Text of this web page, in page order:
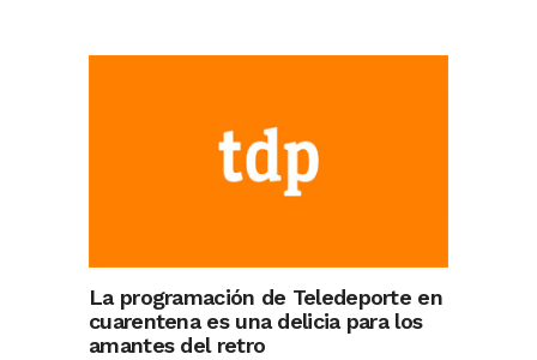
La programación de Teledeporte en
cuarentena es una delicia para los
amantes del retro